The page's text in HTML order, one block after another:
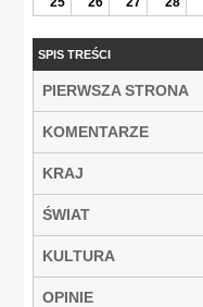
SPIS TREŚCI
PIERWSZA STRONA
KOMENTARZE
KRAJ
ŚWIAT
KULTURA
OPINIE